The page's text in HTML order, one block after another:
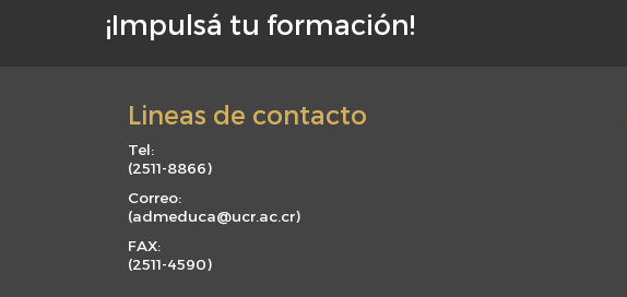
F¡Impulsá tu formación!
Lineas de contacto
Tel:
(2511-8866)
Correo:
(admeduca@ucr.ac.cr)
FAX:
(2511-4590)